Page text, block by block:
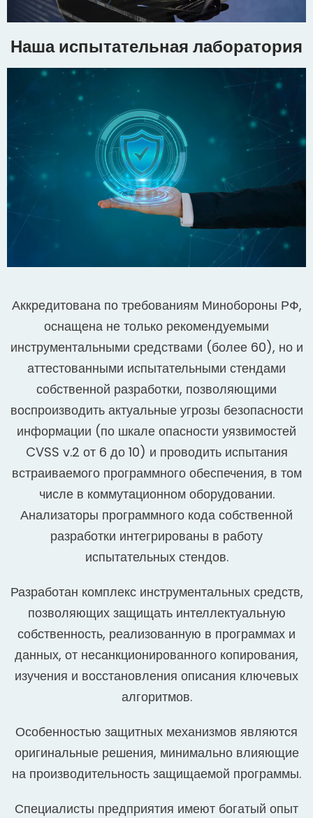
Наша испытательная лаборатория
Аккредитована по требованиям Минобороны РФ,
оснащена не только рекомендуемыми
инструментальными средствами (более 60), но и
аттестованными испытательными стендами
собственной разработки, позволяющими
воспроизводить актуальные угрозы безопасности
информации (по шкале опасности уязвимостей
CVSS v.2 от 6 до 10) и проводить испытания
встраиваемого программного обеспечения, в том
числе в коммутационном оборудовании.
Анализаторы программного кода собственной
разработки интегрированы в работу
испытательных стендов.
Разработан комплекс инструментальных средств,
позволяющих защищать интеллектуальную
собственность, реализованную в программах и
данных, от несанкционированного копирования,
изучения и восстановления описания ключевых
алгоритмов.
Особенностью защитных механизмов являются
оригинальные решения, минимально влияющие
на производительность защищаемой программы.
Специалисты предприятия имеют богатый опыт